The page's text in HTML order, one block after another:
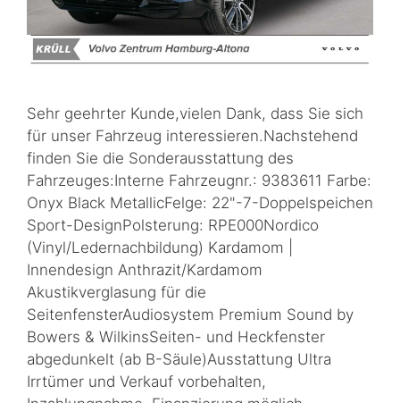
Sehr geehrter Kunde,vielen Dank, dass Sie sich
für unser Fahrzeug interessieren.Nachstehend
finden Sie die Sonderausstattung des
Fahrzeuges:Interne Fahrzeugnr.: 9383611 Farbe:
Onyx Black MetallicFelge: 22"-7-Doppelspeichen
Sport-DesignPolsterung: RPE000Nordico
(Vinyl/Ledernachbildung) Kardamom |
Innendesign Anthrazit/Kardamom
Akustikverglasung für die
SeitenfensterAudiosystem Premium Sound by
Bowers & WilkinsSeiten- und Heckfenster
abgedunkelt (ab B-Säule)Ausstattung Ultra
Irrtümer und Verkauf vorbehalten,